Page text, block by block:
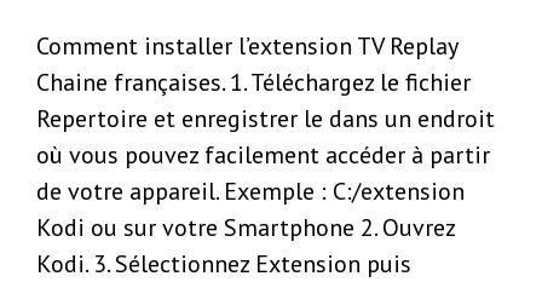
Comment installer l’extension TV Replay
Chaine françaises. 1. Téléchargez le fichier
Repertoire et enregistrer le dans un endroit
où vous pouvez facilement accéder à partir
de votre appareil. Exemple : C:/extension
Kodi ou sur votre Smartphone 2. Ouvrez
Kodi. 3. Sélectionnez Extension puis